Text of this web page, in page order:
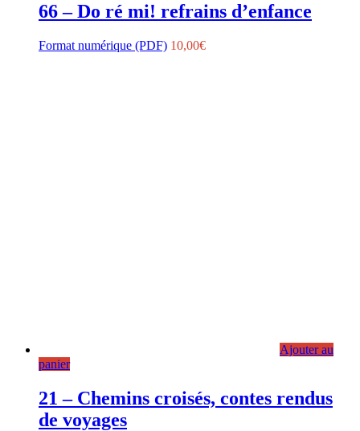
66 – Do ré mi! refrains d’enfance
Format numérique (PDF) 10,00€
Ajouter au
panier
21 – Chemins croisés, contes rendus
de voyages